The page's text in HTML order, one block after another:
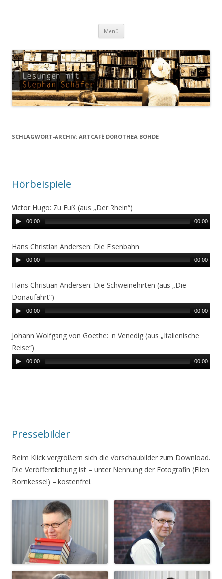
Menü Zum Inhalt springen
SCHLAGWORT-ARCHIV: ARTCAFÉ DOROTHEA BOHDE
Hörbeispiele
Victor Hugo: Zu Fuß (aus „Der Rhein“)
00:00 00:00
Hans Christian Andersen: Die Eisenbahn
00:00 00:00
Hans Christian Andersen: Die Schweinehirten (aus „Die
Donaufahrt“)
00:00 00:00
Johann Wolfgang von Goethe: In Venedig (aus „Italienische
Reise“)
00:00 00:00
Pressebilder
Beim Klick vergrößern sich die Vorschaubilder zum Download.
Die Veröffentlichung ist – unter Nennung der Fotografin (Ellen
Bornkessel) – kostenfrei.